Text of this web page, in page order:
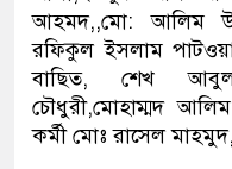
আহমদ,,মো: আলিম
রফিকুল ইসলাম
বাছিত, শেখ
চৌধুরী,মোহাম্মদ আলিম
কর্মী মোঃ রাসেল